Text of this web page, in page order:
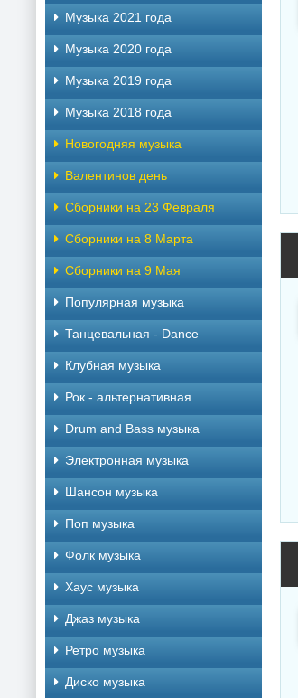
Музыка 2021 года
Музыка 2020 года
Музыка 2019 года
Музыка 2018 года
Новогодняя музыка
Валентинов день
Сборники на 23 Февраля
Сборники на 8 Марта
Сборники на 9 Мая
Популярная музыка
Танцевальная - Dance
Клубная музыка
Рок - альтернативная
Drum and Bass музыка
Электронная музыка
Шансон музыка
Поп музыка
Фолк музыка
Хаус музыка
Джаз музыка
Ретро музыка
Диско музыка